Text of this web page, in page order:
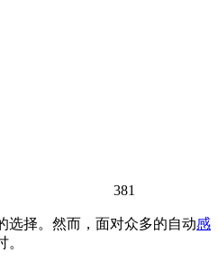
381
选择。然而，面对众多的自动感